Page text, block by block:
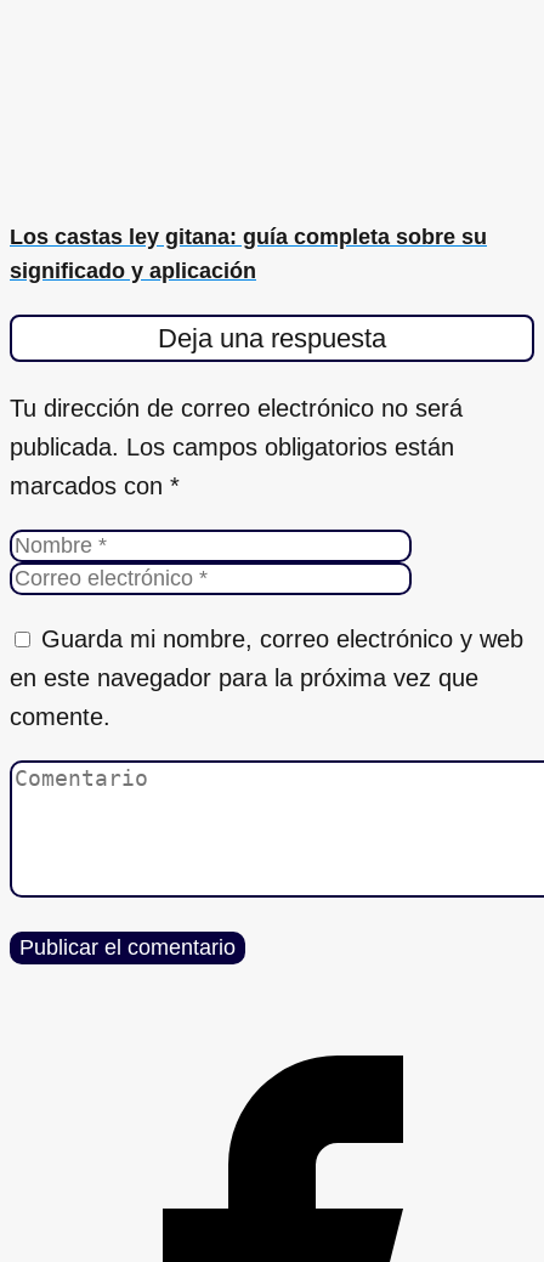
Los castas ley gitana: guía completa sobre su
significado y aplicación
Deja una respuesta
Tu dirección de correo electrónico no será
publicada. Los campos obligatorios están
marcados con *
Guarda mi nombre, correo electrónico y web
en este navegador para la próxima vez que
comente.